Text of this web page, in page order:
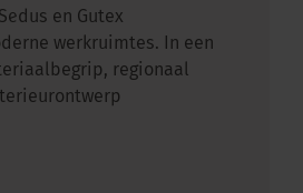
en Gutex
werkruimtes. In een
regionaal